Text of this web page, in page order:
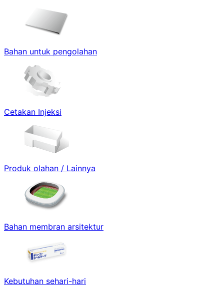
Bahan untuk pengolahan
Cetakan Injeksi
Produk olahan / Lainnya
Bahan membran arsitektur
Kebutuhan sehari-hari